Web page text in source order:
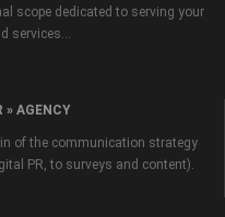
scope dedicated to serving your
services...
» AGENCY
of the communication strategy
PR, to surveys and content).